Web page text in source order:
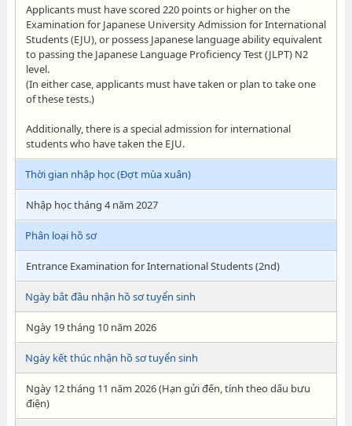
Applicants must have scored 220 points or higher on the
Examination for Japanese University Admission for International
Students (EJU), or possess Japanese language ability equivalent
to passing the Japanese Language Proficiency Test (JLPT) N2
level.
(In either case, applicants must have taken or plan to take one
of these tests.)
Additionally, there is a special admission for international
students who have taken the EJU.
Thời gian nhập học (Đợt mùa xuân)
Nhập học tháng 4 năm 2027
Phân loại hồ sơ
Entrance Examination for International Students (2nd)
Ngày bắt đầu nhận hồ sơ tuyển sinh
Ngày 19 tháng 10 năm 2026
Ngày kết thúc nhận hồ sơ tuyển sinh
Ngày 12 tháng 11 năm 2026 (Hạn gửi đến, tính theo dấu bưu
điện)